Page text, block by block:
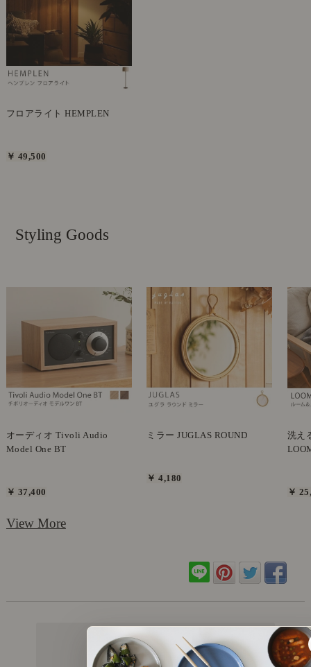
フロアライト HEMPLEN
￥ 49,500
Styling Goods
オーディオ Tivoli Audio
Model One BT
￥ 37,400
ミラー JUGLAS ROUND
￥ 4,180
洗え
￥
View More